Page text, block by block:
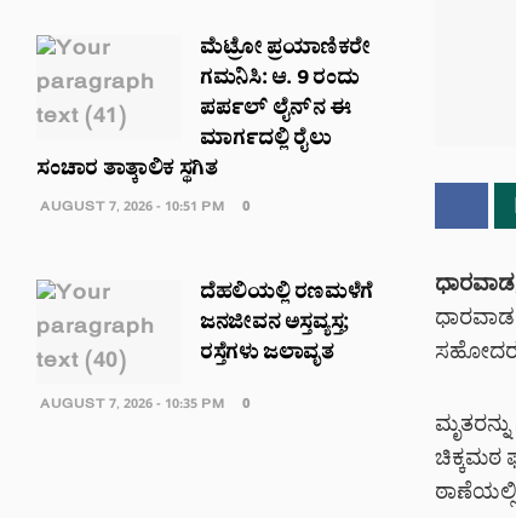
ಚಿಕ್ಕಮಠ
ಮೆಟ್ರೋ ಪ್ರಯಾಣಿಕರೇ
ಗಮನಿಸಿ: ಆ. 9 ರಂದು
ಪರ್ಪಲ್ ಲೈನ್‌ನ ಈ
ಮಾರ್ಗದಲ್ಲಿ ರೈಲು
ಸಂಚಾರ ತಾತ್ಕಾಲಿಕ ಸ್ಥಗಿತ
AUGUST 7, 2026 - 10:51 PM 0
ದೆಹಲಿಯಲ್ಲಿ ರಣಮಳೆಗೆ
ಜನಜೀವನ ಅಸ್ತವ್ಯಸ್ತ;
ರಸ್ತೆಗಳು ಜಲಾವೃತ
AUGUST 7, 2026 - 10:35 PM 0